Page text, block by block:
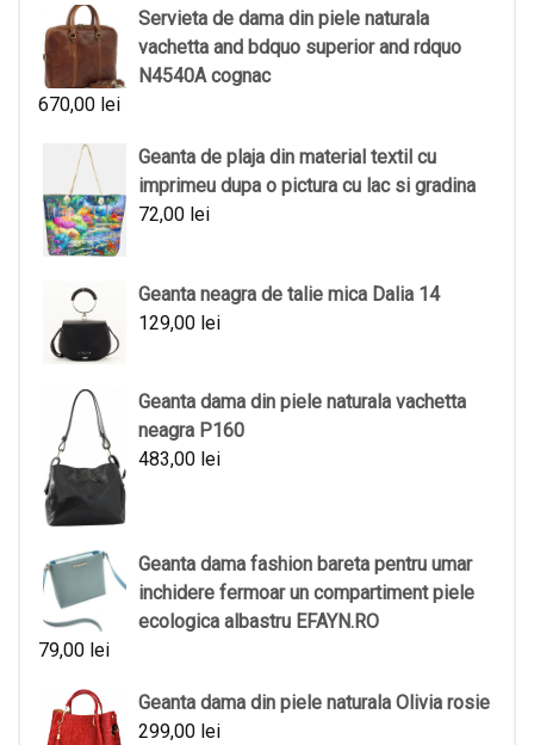
Servieta de dama din piele naturala
vachetta and bdquo superior and rdquo
N4540A cognac
670,00 lei
Geanta de plaja din material textil cu
imprimeu dupa o pictura cu lac si gradina
72,00 lei
Geanta neagra de talie mica Dalia 14
129,00 lei
Geanta dama din piele naturala vachetta
neagra P160
483,00 lei
Geanta dama fashion bareta pentru umar
inchidere fermoar un compartiment piele
ecologica albastru EFAYN.RO
79,00 lei
Geanta dama din piele naturala Olivia rosie
299,00 lei